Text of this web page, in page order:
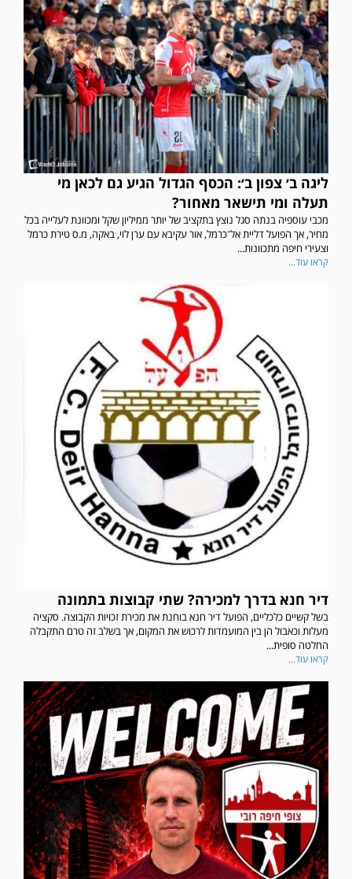
ליגה ב׳ צפון ב׳: הכסף הגדול הגיע גם לכאן מי
תעלה ומי תישאר מאחור?
מכבי עוספיה בנתה סגל נוצץ בתקציב של יותר ממיליון שקל ומכוונת לעלייה בכל
מחיר, אך הפועל דליית אל־כרמל, אור עקיבא עם ערן לוי, באקה, מ.ס טירת כרמל
וצעירי חיפה מתכוונות...
קראו עוד...
דיר חנא בדרך למכירה? שתי קבוצות בתמונה
בשל קשיים כלכליים, הפועל דיר חנא בוחנת את מכירת זכויות הקבוצה. סקציה
מעלות וכאבול הן בין המועמדות לרכוש את המקום, אך בשלב זה טרם התקבלה
החלטה סופית...
קראו עוד...